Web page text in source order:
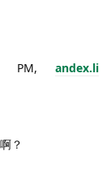
PM, andex.li
？